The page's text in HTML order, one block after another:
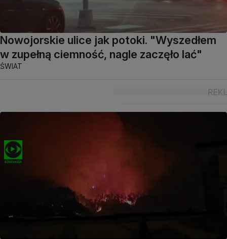
Nowojorskie ulice jak potoki. "Wyszedłem
w zupełną ciemność, nagle zaczęło lać"
ŚWIAT